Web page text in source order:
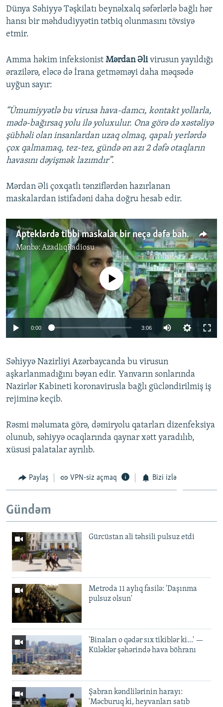
Auto 270p 360p 404p
360p
404p
Dünya Səhiyyə Təşkilatı beynəlxalq səfərlərlə bağlı hər
hansı bir məhdudiyyətin tətbiq olunmasını tövsiyə
etmir.
Amma həkim infeksionist Mərdan Əlivirusun yayıldığı
ərazilərə, eləcə də İrana getməməyi daha məqsədə
uyğun sayır:
“Ümumiyyətlə bu virusa hava-damcı, kontakt yollarla,
mədə-bağırsaq yolu ilə yoluxulur. Ona görə də xəstəliyə
şübhəli olan insanlardan uzaq olmaq, qapalı yerlərdə
çox qalmamaq, tez-tez, gündə ən azı 2 dəfə otaqların
havasını dəyişmək lazımdır”.
Mərdan Əli çoxqatlı tənziflərdən hazırlanan
maskalardan istifadəni daha doğru hesab edir.
Apteklərdə tibbi maskalar bir neçə dəfə bahalaşıb
Mənbə: AzadlıqRadiosu
Auto 270p 360p 404p
No media source currently available
0:00 3:06
404p
Səhiyyə Nazirliyi Azərbaycanda bu virusun
aşkarlanmadığını bəyan edir. Yanvarın sonlarında
Nazirlər Kabineti koronavirusla bağlı gücləndirilmiş iş
rejiminə keçib.
Rəsmi məlumata görə, dəmiryolu qatarları dizenfeksiya
olunub, səhiyyə ocaqlarında qaynar xətt yaradılıb,
xüsusi palatalar ayrılıb.
Paylaş VPN-siz açmaq Bizi izlə
Gündəm
Gürcüstan ali təhsili pulsuz etdi
Metroda 11 aylıq fasilə: 'Daşınma
pulsuz olsun'
'Binaları o qədər sıx tikiblər ki...' —
Küləklər şəhərində hava böhranı
Şabran kəndlilərinin harayı:
'Məcburuq ki, heyvanları satıb